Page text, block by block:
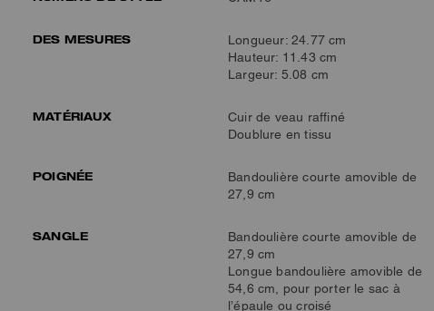
DES MESURES
Longueur: 24.77 cm
Hauteur: 11.43 cm
Largeur: 5.08 cm
MATÉRIAUX
Cuir de veau raffiné
Doublure en tissu
POIGNÉE
Bandoulière courte amovible de
27,9 cm
SANGLE
Bandoulière courte amovible de
27,9 cm
Longue bandoulière amovible de
54,6 cm, pour porter le sac à
l’épaule ou croisé